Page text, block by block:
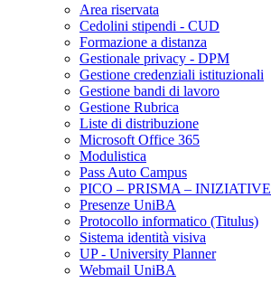
Area riservata
Cedolini stipendi - CUD
Formazione a distanza
Gestionale privacy - DPM
Gestione credenziali istituzionali
Gestione bandi di lavoro
Gestione Rubrica
Liste di distribuzione
Microsoft Office 365
Modulistica
Pass Auto Campus
PICO – PRISMA – INIZIATIVE
Presenze UniBA
Protocollo informatico (Titulus)
Sistema identità visiva
UP - University Planner
Webmail UniBA